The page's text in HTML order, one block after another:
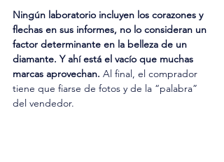
Ningún laboratorio incluyen los corazones y
flechas en sus informes, no lo consideran un
factor determinante en la belleza de un
diamante. Y ahí está el vacío que muchas
marcas aprovechan. Al final, el comprador
tiene que fiarse de fotos y de la “palabra”
del vendedor.